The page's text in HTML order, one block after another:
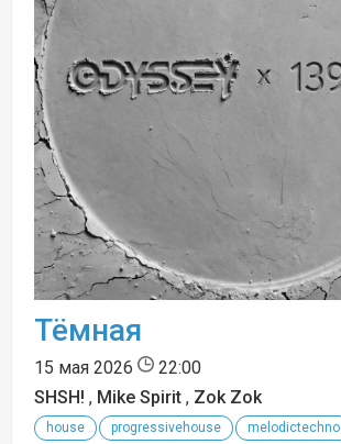
Тёмная
15 мая 2026
22:00
SHSH! , Mike Spirit , Zok Zok
house progressivehouse melodictechno